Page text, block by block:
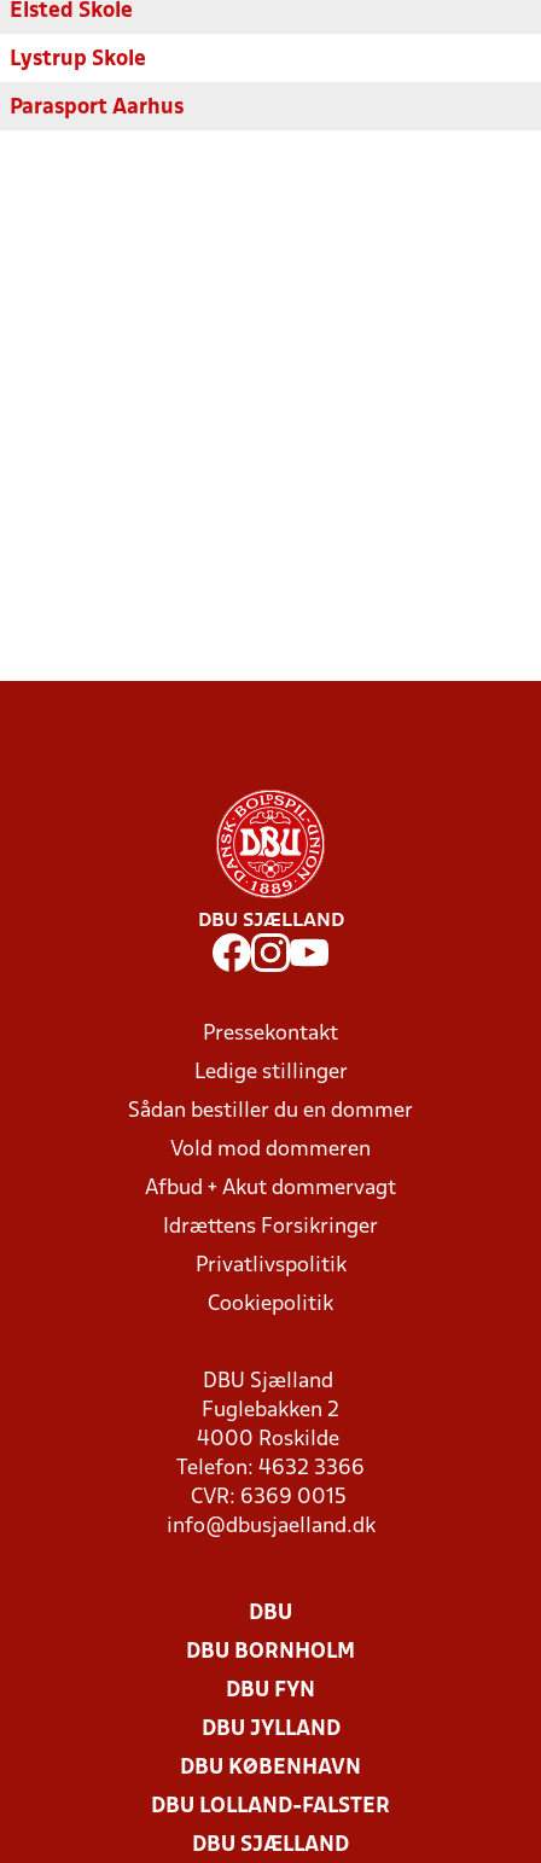
Elsted Skole
Lystrup Skole
Parasport Aarhus
DBU SJÆLLAND
Pressekontakt
Ledige stillinger
Sådan bestiller du en dommer
Vold mod dommeren
Afbud + Akut dommervagt
Idrættens Forsikringer
Privatlivspolitik
Cookiepolitik
DBU Sjælland
Fuglebakken 2
4000 Roskilde
Telefon: 4632 3366
CVR: 6369 0015
info@dbusjaelland.dk
DBU
DBU BORNHOLM
DBU FYN
DBU JYLLAND
DBU KØBENHAVN
DBU LOLLAND-FALSTER
DBU SJÆLLAND